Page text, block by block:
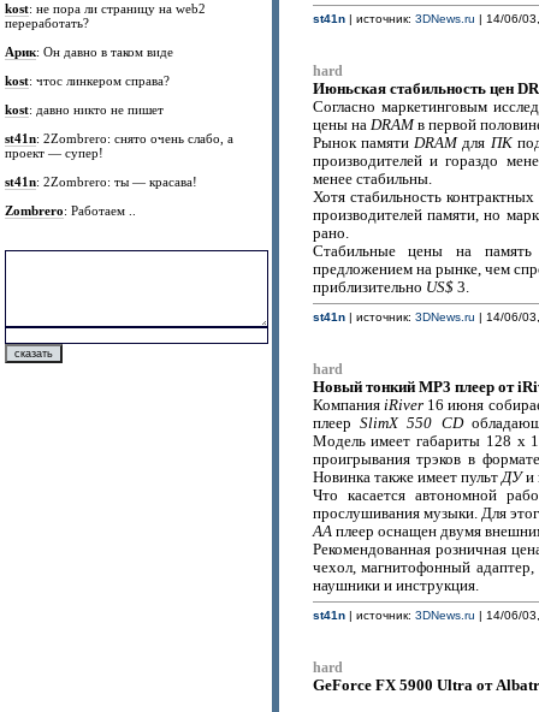
kost: не пора ли страницу на web2
переработать?
Арик: Он давно в таком виде
kost: чтос линкером справа?
kost: давно никто не пишет
st41n: 2Zombrero: снято очень слабо, а
проект — супер!
st41n: 2Zombrero: ты — красава!
Zombrero: Работаем ..
st41n| источник: 3DNews.ru | 14/06/
hard
Июньская стабильность цен
Согласно маркетинговым
цены на DRAMв первой
Рынок памяти DRAMдля ПК
производителей и гораздо
менее стабильны.
Хотя стабильность
производителей памяти, но
рано.
Стабильные цены на
предложением на рынке, чем
приблизительно US$3.
st41n| источник: 3DNews.ru | 14/06/
hard
Новый тонкий MP3 плеер от
Компания iRiver16 июня
плеер SlimX 550 CD
Модель имеет габариты 128 х
проигрывания трэков в
Новинка также имеет пультДУи
Что касается автономной
прослушивания музыки. Для
ААплеер оснащен двумя
Рекомендованная розничная
чехол, магнитофонный
наушники и инструкция.
st41n| источник: 3DNews.ru | 14/06/
hard
GeForce FX 5900 Ultra от